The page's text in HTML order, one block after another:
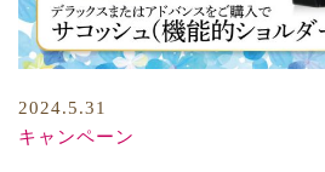
2024.5.31
キャンペーン